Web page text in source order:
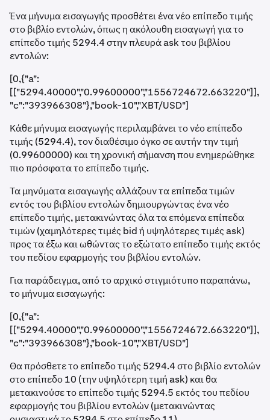
Ένα μήνυμα εισαγωγής προσθέτει ένα νέο επίπεδο τιμής
στο βιβλίο εντολών, όπως η ακόλουθη εισαγωγή για το
επίπεδο τιμής 5294.4 στην πλευρά ask του βιβλίου
εντολών:
[0,{"a":
[["5294.40000","0.99600000","1556724672.663220"]],
"c":"393966308"},"book-10","XBT/USD"]
Κάθε μήνυμα εισαγωγής περιλαμβάνει το νέο επίπεδο
τιμής (5294.4), τον διαθέσιμο όγκο σε αυτήν την τιμή
(0.99600000) και τη χρονική σήμανση που ενημερώθηκε
πιο πρόσφατα το επίπεδο τιμής.
Τα μηνύματα εισαγωγής αλλάζουν τα επίπεδα τιμών
εντός του βιβλίου εντολών δημιουργώντας ένα νέο
επίπεδο τιμής, μετακινώντας όλα τα επόμενα επίπεδα
τιμών (χαμηλότερες τιμές bid ή υψηλότερες τιμές ask)
προς τα έξω και ωθώντας το εξώτατο επίπεδο τιμής εκτός
του πεδίου εφαρμογής του βιβλίου εντολών.
Για παράδειγμα, από το αρχικό στιγμιότυπο παραπάνω,
το μήνυμα εισαγωγής:
[0,{"a":
[["5294.40000","0.99600000","1556724672.663220"]],
"c":"393966308"},"book-10","XBT/USD"]
Θα πρόσθετε το επίπεδο τιμής 5294.4 στο βιβλίο εντολών
στο επίπεδο 10 (την υψηλότερη τιμή ask) και θα
μετακινούσε το επίπεδο τιμής 5294.5 εκτός του πεδίου
εφαρμογής του βιβλίου εντολών (μετακινώντας